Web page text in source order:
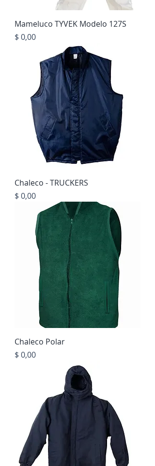
Mameluco TYVEK Modelo 127S
Precio
$ 0,00
Chaleco - TRUCKERS
Precio
$ 0,00
Chaleco Polar
Precio
$ 0,00